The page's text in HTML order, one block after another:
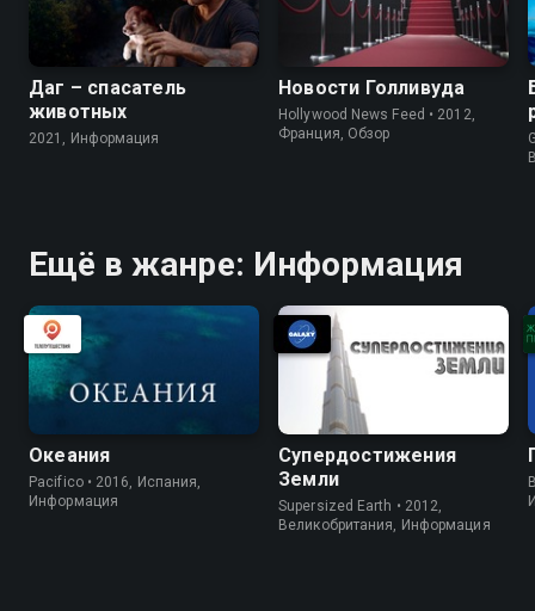
Даг – спасатель
животных
2021, Информация
Новости Голливуда
Hollywood News Feed • 2012,
Франция, Обзор
Ещё в жанре: Информация
Океания
Pacifico • 2016, Испания,
Информация
Супердостижения
Земли
Supersized Earth • 2012,
Великобритания, Информация